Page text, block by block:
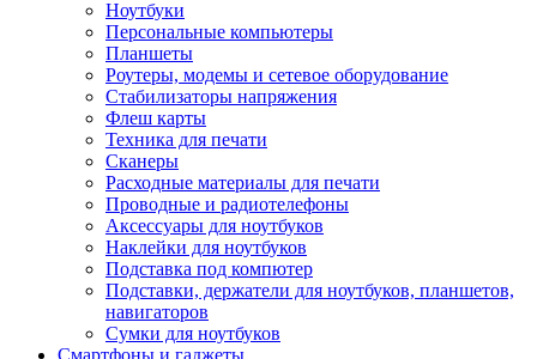
Ноутбуки
Персональные компьютеры
Планшеты
Роутеры, модемы и сетевое оборудование
Стабилизаторы напряжения
Флеш карты
Техника для печати
Сканеры
Расходные материалы для печати
Проводные и радиотелефоны
Аксессуары для ноутбуков
Наклейки для ноутбуков
Подставка под компютер
Подставки, держатели для ноутбуков, планшетов,
навигаторов
Сумки для ноутбуков
Смартфоны и гаджеты